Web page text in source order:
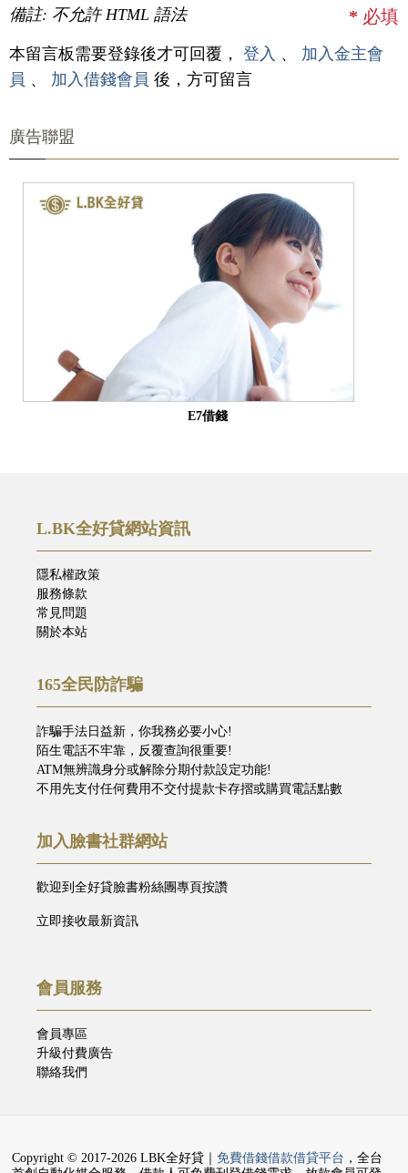
備註: 不允許 HTML 語法 * 必填
本留言板需要登錄後才可回覆， 登入 、 加入金主會
員 、 加入借錢會員 後，方可留言
廣告聯盟
E7借錢
L.BK全好貸網站資訊
隱私權政策
服務條款
常見問題
關於本站
165全民防詐騙
詐騙手法日益新，你我務必要小心!
陌生電話不牢靠，反覆查詢很重要!
ATM無辨識身分或解除分期付款設定功能!
不用先支付任何費用不交付提款卡存摺或購買電話點數
加入臉書社群網站
歡迎到全好貸臉書粉絲團專頁按讚
立即接收最新資訊
會員服務
會員專區
升級付費廣告
聯絡我們
Copyright © 2017-2026 LBK全好貸｜ 免費借錢借款借貸平台 ，全台